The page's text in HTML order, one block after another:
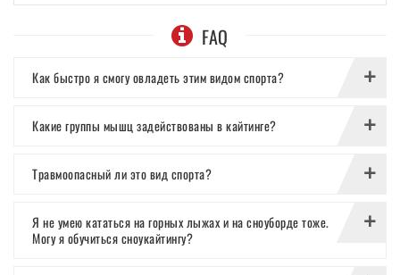
FAQ
Как быстро я смогу овладеть этим видом спорта?
Какие группы мышц задействованы в кайтинге?
Травмоопасный ли это вид спорта?
Я не умею кататься на горных лыжах и на сноуборде тоже.
Могу я обучиться сноукайтингу?